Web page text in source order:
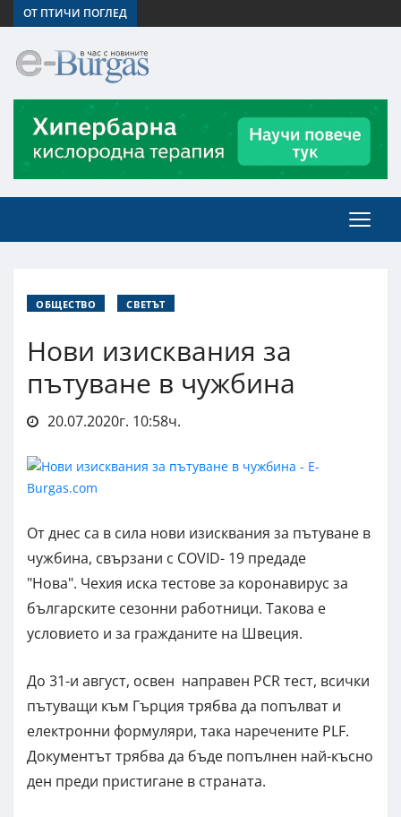
ОТ ПТИЧИ ПОГЛЕД
ОБЩЕСТВО СВЕТЪТ
Нови изисквания за
пътуване в чужбина
20.07.2020г. 10:58ч.
От днес са в сила нови изисквания за пътуване в
чужбина, свързани с COVID- 19 предаде
"Нова". Чехия иска тестове за коронавирус за
българските сезонни работници. Такова е
условието и за гражданите на Швеция.
До 31-и август, освен направен PCR тест, всички
пътуващи към Гърция трябва да попълват и
електронни формуляри, така наречените PLF.
Документът трябва да бъде попълнен най-късно
ден преди пристигане в страната.